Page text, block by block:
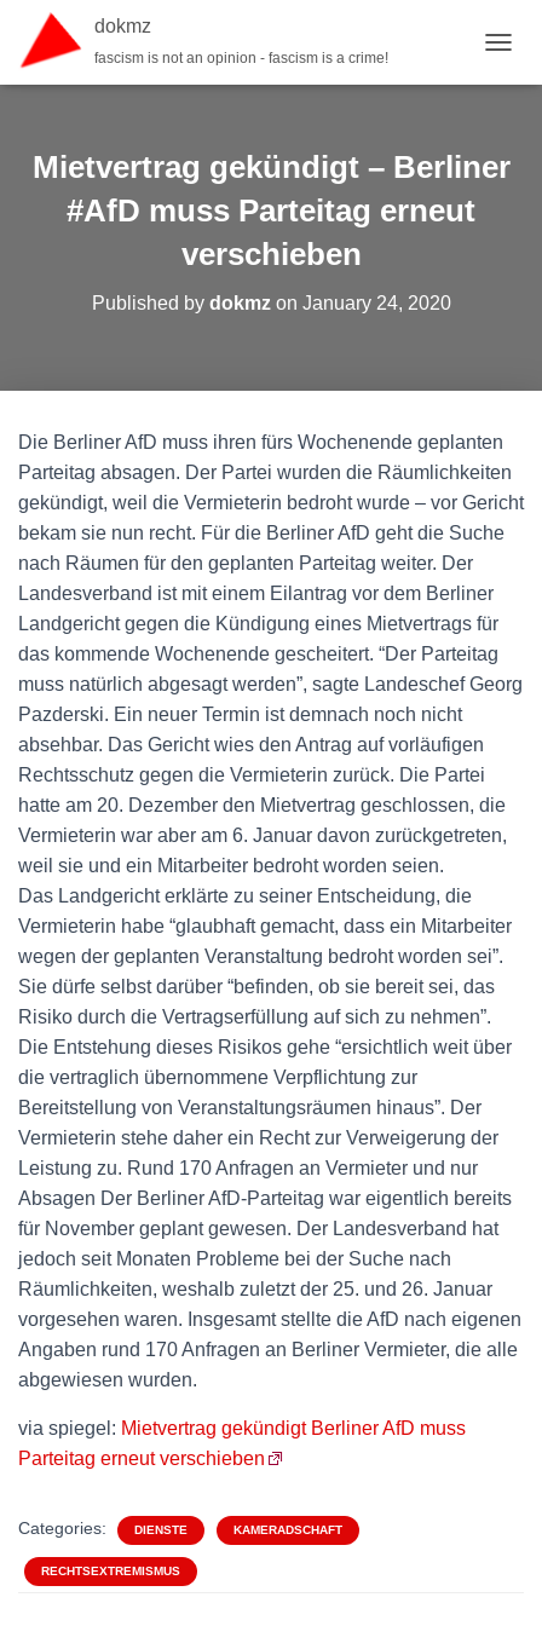
dokmz
fascism is not an opinion - fascism is a crime!
Mietvertrag gekündigt – Berliner
#AfD muss Parteitag erneut
verschieben
Published by dokmzon January 24, 2020
Die Berliner AfD muss ihren fürs Wochenende geplanten
Parteitag absagen. Der Partei wurden die Räumlichkeiten
gekündigt, weil die Vermieterin bedroht wurde – vor Gericht
bekam sie nun recht. Für die Berliner AfD geht die Suche
nach Räumen für den geplanten Parteitag weiter. Der
Landesverband ist mit einem Eilantrag vor dem Berliner
Landgericht gegen die Kündigung eines Mietvertrags für
das kommende Wochenende gescheitert. “Der Parteitag
muss natürlich abgesagt werden”, sagte Landeschef Georg
Pazderski. Ein neuer Termin ist demnach noch nicht
absehbar. Das Gericht wies den Antrag auf vorläufigen
Rechtsschutz gegen die Vermieterin zurück. Die Partei
hatte am 20. Dezember den Mietvertrag geschlossen, die
Vermieterin war aber am 6. Januar davon zurückgetreten,
weil sie und ein Mitarbeiter bedroht worden seien.
Das Landgericht erklärte zu seiner Entscheidung, die
Vermieterin habe “glaubhaft gemacht, dass ein Mitarbeiter
wegen der geplanten Veranstaltung bedroht worden sei”.
Sie dürfe selbst darüber “befinden, ob sie bereit sei, das
Risiko durch die Vertragserfüllung auf sich zu nehmen”.
Die Entstehung dieses Risikos gehe “ersichtlich weit über
die vertraglich übernommene Verpflichtung zur
Bereitstellung von Veranstaltungsräumen hinaus”. Der
Vermieterin stehe daher ein Recht zur Verweigerung der
Leistung zu. Rund 170 Anfragen an Vermieter und nur
Absagen Der Berliner AfD-Parteitag war eigentlich bereits
für November geplant gewesen. Der Landesverband hat
jedoch seit Monaten Probleme bei der Suche nach
Räumlichkeiten, weshalb zuletzt der 25. und 26. Januar
vorgesehen waren. Insgesamt stellte die AfD nach eigenen
Angaben rund 170 Anfragen an Berliner Vermieter, die alle
abgewiesen wurden.
via spiegel: Mietvertrag gekündigt Berliner AfD muss
Parteitag erneut verschieben
Categories: DIENSTE KAMERADSCHAFT
RECHTSEXTREMISMUS